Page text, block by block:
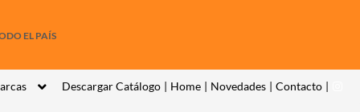
EL PAÍS
Descargar Catálogo | Home | Novedades | Contacto |